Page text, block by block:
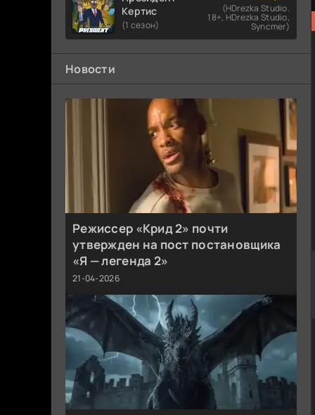
Кертис
(1 сезон)
(HDrezka Studio.
18+, HDrezka Studio,
Syncmer)
Новости
Режиссер «Крид 2» почти
утвержден на пост постановщика
«Я — легенда 2»
21-04-2026